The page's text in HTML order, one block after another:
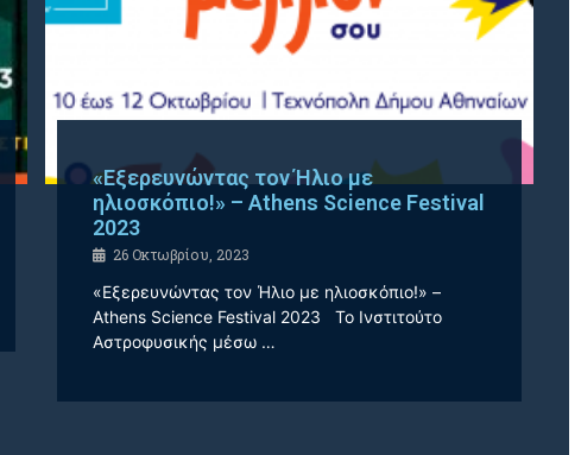
«Εξερευνώντας τον Ήλιο με
ηλιοσκόπιο!» – Athens Science Festival
2023
26 Οκτωβρίου, 2023
«Εξερευνώντας τον Ήλιο με ηλιοσκόπιο!» –
Athens Science Festival 2023 Το Ινστιτούτο
Αστροφυσικής μέσω …